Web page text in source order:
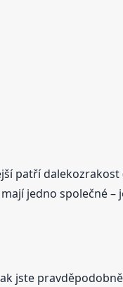
patří
jedno společné –
jste